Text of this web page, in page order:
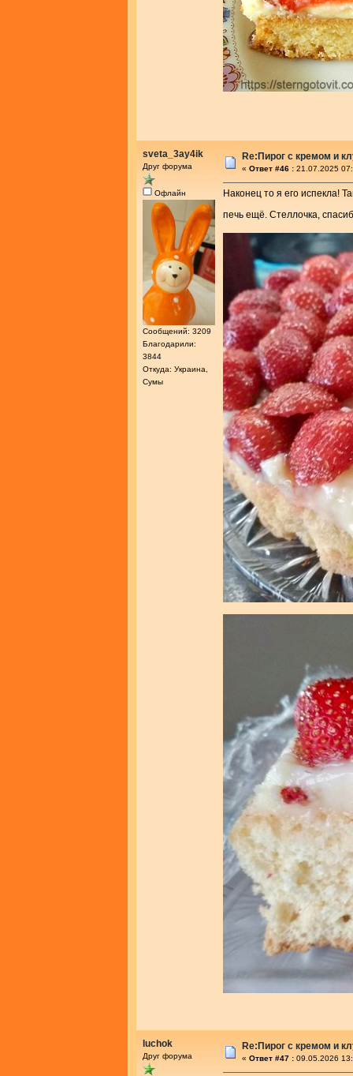
sveta_3ay4ik
Друг форума
Офлайн
Сообщений: 3209
Благодарили:
3844
Откуда: Украина,
Сумы
Re:Пирог с кремом и
« Ответ #46 : 21.07.2025
Наконец то я его испекла!
печь ещё. Стеллочка,
luchok
Друг форума
Re:Пирог с кремом и
« Ответ #47 : 09.05.2026